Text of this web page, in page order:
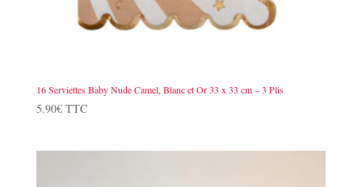
16 Serviettes Baby Nude Camel, Blanc et Or 33 x 33 cm – 3 Plis
5.90€ TTC